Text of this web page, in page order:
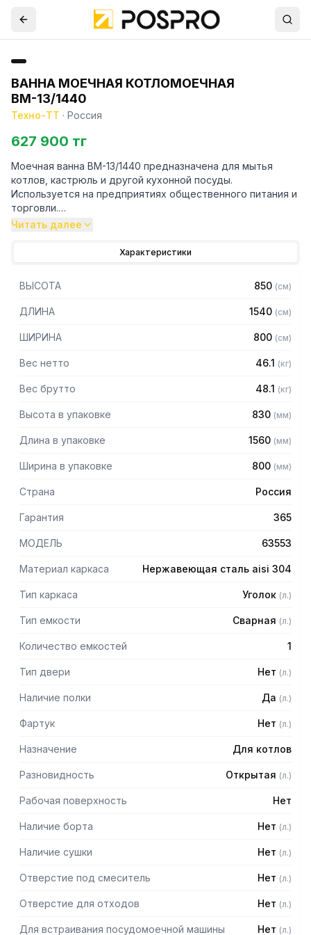
ВАННА МОЕЧНАЯ КОТЛОМОЕЧНАЯ
ВМ-13/1440
Техно-ТТ · Россия
627 900 тг
Моечная ванна ВМ-13/1440 предназначена для мытья
котлов, кастрюль и другой кухонной посуды.
Используется на предприятиях общественного питания и
торговли.
– Каркас: уголок 40 х 40 мм
– Материал каркаса: нержавеющая сталь AISI304
– Толщина материала каркаса 2 мм
– Внутренние размеры емкости: 1440 х 700 х 450 мм
– Механический запорный клапан
– Диаметр подключаемого сифона: 50 мм
– На дне ванны ребра (лучи) для жесткости и снижения
– Поставляется в собранном виде
Читать далее
Характеристики
ВЫСОТА 850 (см)
ДЛИНА 1540 (см)
ШИРИНА 800 (см)
Вес нетто 46.1 (кг)
Вес брутто 48.1 (кг)
Высота в упаковке 830 (мм)
Длина в упаковке 1560 (мм)
Ширина в упаковке 800 (мм)
Страна Россия
Гарантия 365
МОДЕЛЬ 63553
Материал каркаса Нержавеющая сталь aisi 304
Тип каркаса Уголок (л.)
Тип емкости Сварная (л.)
Количество емкостей 1
Тип двери Нет (л.)
Наличие полки Да (л.)
Фартук Нет (л.)
Назначение Для котлов
Разновидность Открытая (л.)
Рабочая поверхность Нет
Наличие борта Нет (л.)
Наличие сушки Нет (л.)
Отверстие под смеситель Нет (л.)
Отверстие для отходов Нет (л.)
Для встраивания посудомоечной машины Нет (л.)